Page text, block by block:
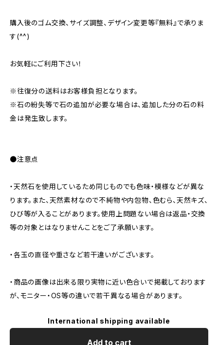
購入後のゴム交換、サイズ調整、デザイン変更等『無料』で承りま
す(^^)
お気軽にご利用下さい！
※往復分の送料はお客様負担となります。
※石の紛失等で石の追加が必要な場合は、追加した分の石の料
金は発生致します。
●注意点
・天然石を使用しているため同じものでも色味・模様などが異な
ります。また、天然素材なので不純物や内包物、色むら、天然キズ、
ひび等が入ることがあります。使用上問題ない場合は返品・交換
等の対象とはなりませんことをご了承願います。
・各玉の直径や重さなど若干違いがございます。
・商品の画像は出来る限り実物に近い色合いで掲載しております
が、モニター・OS等の違いで若干異なる場合があります。
International shipping available
Add to cart